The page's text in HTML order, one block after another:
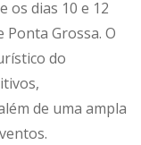
os dias 10 e 12
Ponta Grossa. O
do
de uma ampla